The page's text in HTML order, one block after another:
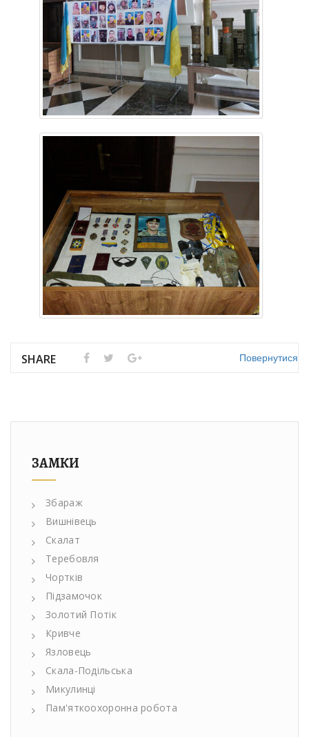
SHARE Повернутися
ЗАМКИ
Збараж
Вишнівець
Скалат
Теребовля
Чортків
Підзамочок
Золотий Потік
Кривче
Язловець
Скала-Подільська
Микулинці
Пам'яткоохоронна робота